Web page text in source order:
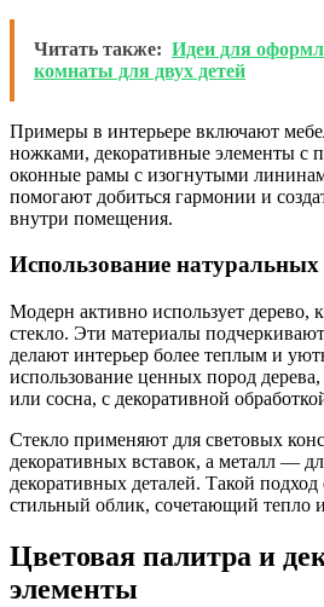
Читать также: Идеи для
комнаты для двух детей
Примеры в интерьере включают
ножками, декоративные элементы с
оконные рамы с изогнутыми
помогают добиться гармонии и
внутри помещения.
Использование
Модерн активно использует дерево,
стекло. Эти материалы
делают интерьер более теплым и
использование ценных пород дерева,
или сосна, с декоративной
Стекло применяют для световых
декоративных вставок, а металл —
декоративных деталей. Такой
стильный облик, сочетающий тепло
Цветовая палитра и
элементы